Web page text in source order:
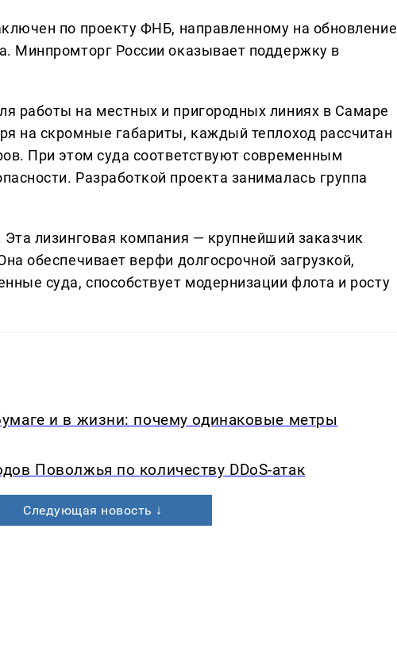
по проекту ФНБ, направленному на обновление
Минпромторг России оказывает поддержку в
работы на местных и пригородных линиях в Самаре
на скромные габариты, каждый теплоход рассчитан
При этом суда соответствуют современным
Разработкой проекта занималась группа
лизинговая компания — крупнейший заказчик
обеспечивает верфи долгосрочной загрузкой,
суда, способствует модернизации флота и росту
и в жизни: почему одинаковые метры
Поволжья по количеству DDoS-атак
Следующая новость ↓